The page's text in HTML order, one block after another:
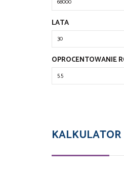
LATA
OPROCENTOWANIE